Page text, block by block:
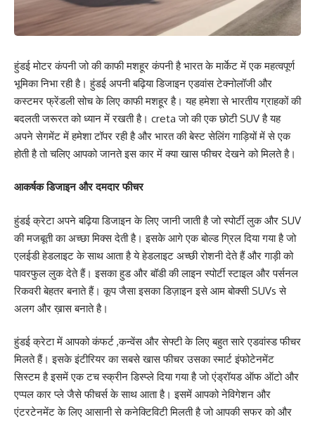
हुंडई मोटर कंपनी जो की काफी मशहूर कंपनी है भारत के मार्केट में एक महत्वपूर्ण
भूमिका निभा रही है। हुंडई अपनी बढ़िया डिजाइन एडवांस टेक्नोलॉजी और
कस्टमर फ्रेंडली सोच के लिए काफी मशहूर है। यह हमेशा से भारतीय ग्राहकों की
बदलती जरूरत को ध्यान में रखती है। creta जो की एक छोटी SUV है यह
अपने सेगमेंट में हमेशा टॉपर रही है और भारत की बेस्ट सेलिंग गाड़ियों में से एक
होती है तो चलिए आपको जानते इस कार में क्या खास फीचर देखने को मिलते है।
आकर्षक डिजाइन और दमदार फीचर
हुंडई क्रेटा अपने बढ़िया डिजाइन के लिए जानी जाती है जो स्पोर्टी लुक और SUV
की मजबूती का अच्छा मिक्स देती है। इसके आगे एक बोल्ड ग्रिल दिया गया है जो
एलईडी हेडलाइट के साथ आता है ये हेडलाइट अच्छी रोशनी देते हैं और गाड़ी को
पावरफुल लुक देते हैं। इसका हुड और बॉडी की लाइन स्पोर्टी स्टाइल और पर्सनल
रिकवरी बेहतर बनाते हैं। कूप जैसा इसका डिज़ाइन इसे आम बोक्सी SUVs से
अलग और ख़ास बनाते है।
हुंडई क्रेटा में आपको कंफर्ट ,कन्वेंस और सेफ्टी के लिए बहुत सारे एडवांस्ड फीचर
मिलते हैं। इसके इंटीरियर का सबसे खास फीचर उसका स्मार्ट इंफोटेनमेंट
सिस्टम है इसमें एक टच स्क्रीन डिस्प्ले दिया गया है जो एंड्रॉयड ऑफ ऑटो और
एप्पल कार प्ले जैसे फीचर्स के साथ आता है। इसमें आपको नेविगेशन और
एंटरटेनमेंट के लिए आसानी से कनेक्टिविटी मिलती है जो आपकी सफर को और